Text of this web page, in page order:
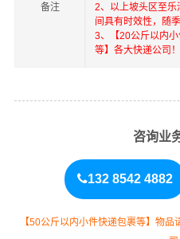
备注
2、以上坡头区 至乐
间具有时效性，随
3、【20公斤以内
等】各大快递公司！
咨询业
132 8542 4882
【50公斤以内小件快递包裹等】物